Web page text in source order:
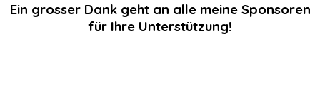
Ein grosser Dank geht an alle meine Sponsoren
für Ihre Unterstützung!